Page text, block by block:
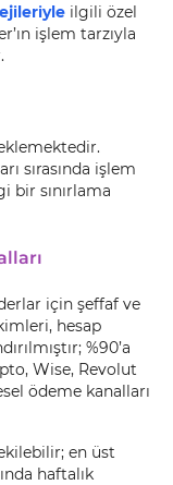
ilgili özel
işlem tarzıyla
sırasında işlem
bir sınırlama
için şeffaf ve
hesap
%90’a
Wise, Revolut
ödeme kanalları
en üst
haftalık